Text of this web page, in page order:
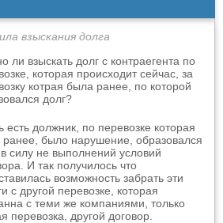
взыскания долга
ли взыскать долг с контраегента по
которая происходит сейчас, за
котрая была ранее, по которой
долг?
есть должник, по перевозке которая
было нарушение, образовался
в силу не выполнений условий
И так получилось что
возможность забрать эти
с другой перевозке, которая
с теми же компаниями, только
перевозка, другой договор.